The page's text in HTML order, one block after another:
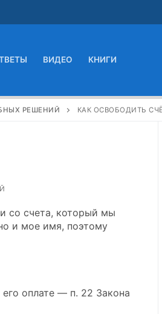
ВИДЕО КНИГИ
РЕШЕНИЙ КАК ОСВОБОДИТЬ
со счета, который мы
и мое имя, поэтому
оплате — п. 22 Закона